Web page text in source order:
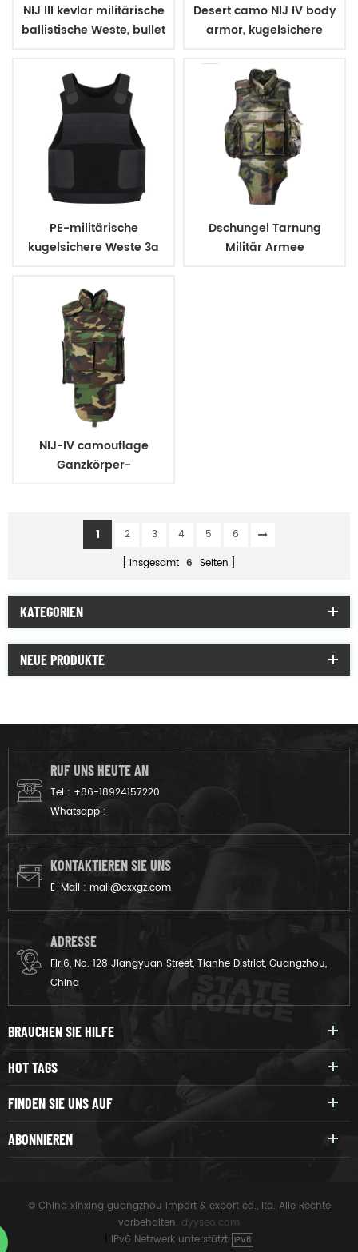
NIJ III kevlar militärische
ballistische Weste, bullet
Desert camo NIJ IV body
armor, kugelsichere
Weste
PE-militärische
kugelsichere Weste 3a
verschwiegen Stil
Dschungel Tarnung
Militär Armee
NIJ-IV camouflage
Ganzkörper-
1
2 3 4 5
6
insgesamt 6 Seiten
KATEGORIEN
NEUE PRODUKTE
RUF UNS HEUTE AN
Tel : +86-18924157220
Whatsapp :
KONTAKTIEREN SIE UNS
E-Mail : mail@cxxgz.com
ADRESSE
Flr.6, No. 128 Jiangyuan Street, Tianhe District, Guangzhou,
China
BRAUCHEN SIE HILFE
HOT TAGS
FINDEN SIE UNS AUF
ABONNIEREN
© China xinxing guangzhou import & export co., ltd. Alle Rechte
vorbehalten. dyyseo.com
IPv6 Netzwerk unterstützt IPV6